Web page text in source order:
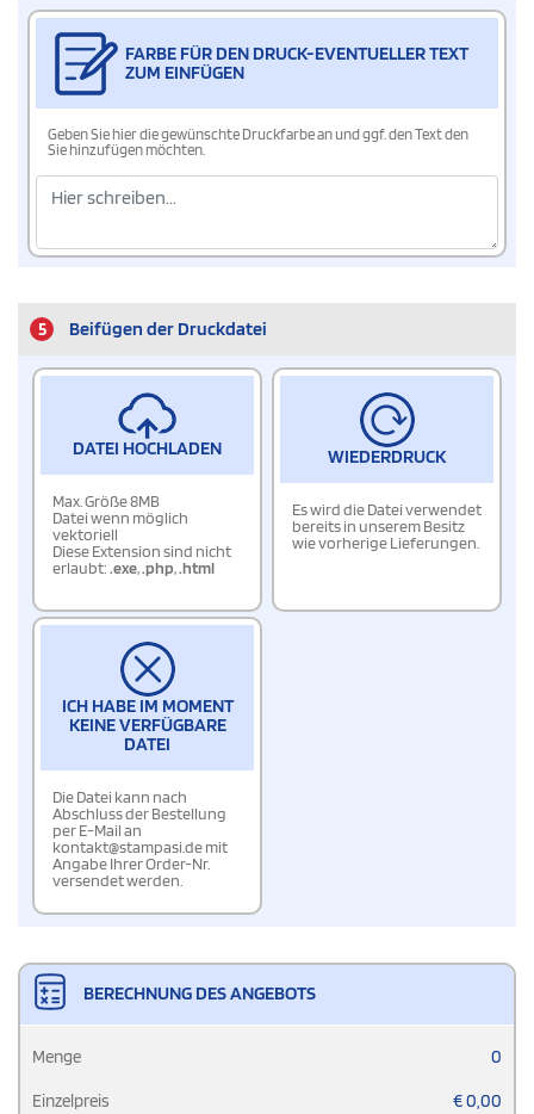
FARBE FÜR DEN DRUCK-EVENTUELLER TEXT
ZUM EINFÜGEN
Geben Sie hier die gewünschte Druckfarbe an und ggf. den Text den
Sie hinzufügen möchten.
5 Beifügen der Druckdatei
DATEI HOCHLADEN
Max. Größe 8MB
Datei wenn möglich
vektoriell
Diese Extension sind nicht
erlaubt:.exe,.php,.html
WIEDERDRUCK
Es wird die Datei verwendet
bereits in unserem Besitz
wie vorherige Lieferungen.
ICH HABE IM MOMENT
KEINE VERFÜGBARE
DATEI
Die Datei kann nach
Abschluss der Bestellung
per E-Mail an
kontakt@stampasi.de mit
Angabe Ihrer Order-Nr.
versendet werden.
BERECHNUNG DES ANGEBOTS
Menge 0
Einzelpreis €0,00